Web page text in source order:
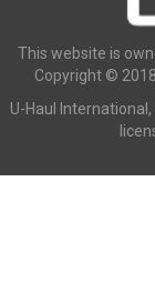
This website is
Copyright ©
U-Haul